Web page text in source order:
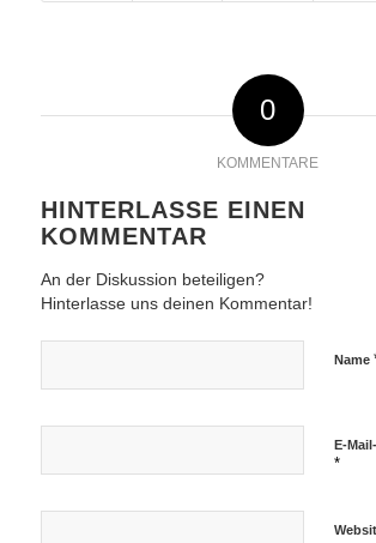
0
KOMMENTARE
HINTERLASSE EINEN
KOMMENTAR
An der Diskussion beteiligen?
Hinterlasse uns deinen Kommentar!
Name
E-
*